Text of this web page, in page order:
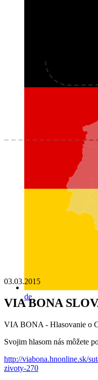
de
03.03.2015
VIA BONA
VIA BONA - Hlasovanie o
Svojim hlasom nás môžete
http://viabona.hnonline.sk/
zivoty-270